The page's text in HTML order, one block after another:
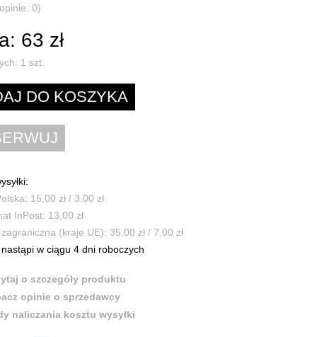
0)
63 zł
1 szt.
15,00 zł / 3,00 zł
InPost: 13,00 zł
zagraniczna (kraje UE): 35,00 zł / 7,00 zł
nastąpi w ciągu 4 dni roboczych
o szczegóły produktu
opinie o sprzedawcy
naliczania kosztu wysyłki